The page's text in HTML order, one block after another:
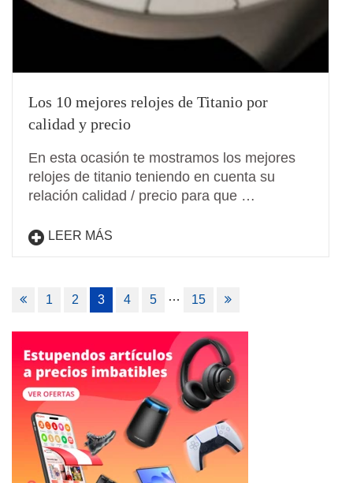
Los 10 mejores relojes de Titanio por
calidad y precio
En esta ocasión te mostramos los mejores
relojes de titanio teniendo en cuenta su
relación calidad / precio para que …
LEER MÁS
Navegación
entradas
1 2 3 4 5 … 15